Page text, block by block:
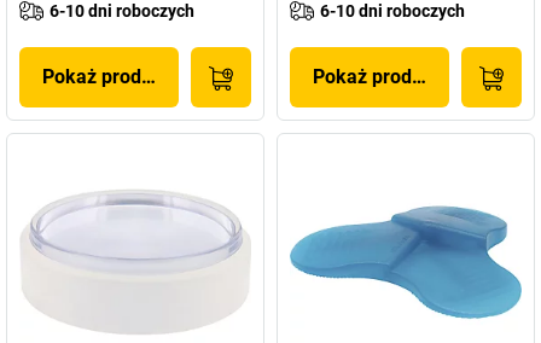
6-10 dni roboczych
Pokaż produkt
6-10 dni roboczych
Pokaż produkt